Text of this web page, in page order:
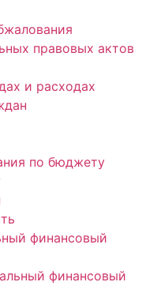
правовых актов
и расходах
по бюджету
финансовый
финансовый